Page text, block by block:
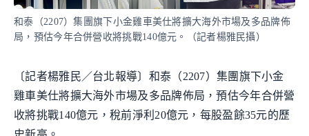
和泰（2207）集團旗下小金雞車美仕將擴大海外市場及多品牌佈
局，預估今年合併營收將挑戰140億元。（記者楊雅民攝）
〔記者楊雅民／台北報導〕和泰（2207）集團旗下小金
雞車美仕將擴大海外市場及多品牌佈局，預估今年合併營
收將挑戰140億元，稅前淨利20億元，每股盈餘35元的歷